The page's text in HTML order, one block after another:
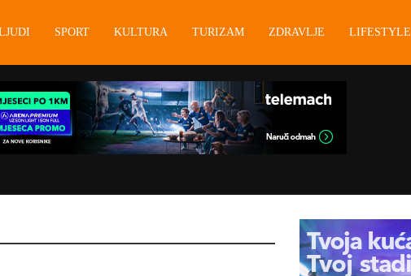
SPORT KULTURA TURIZAM ZDRAVLJE LIFESTYLE